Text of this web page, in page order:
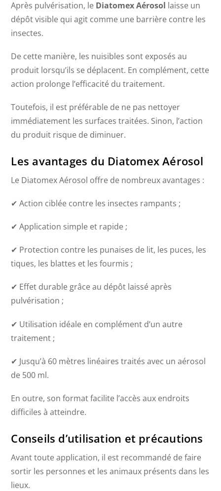
Après pulvérisation, le Diatomex Aérosol laisse un
dépôt visible qui agit comme une barrière contre les
insectes.
De cette manière, les nuisibles sont exposés au
produit lorsqu’ils se déplacent. En complément, cette
action prolonge l’efficacité du traitement.
Toutefois, il est préférable de ne pas nettoyer
immédiatement les surfaces traitées. Sinon, l’action
du produit risque de diminuer.
Les avantages du Diatomex Aérosol
Le Diatomex Aérosol offre de nombreux avantages :
✔ Action ciblée contre les insectes rampants ;
✔ Application simple et rapide ;
✔ Protection contre les punaises de lit, les puces, les
tiques, les blattes et les fourmis ;
✔ Effet durable grâce au dépôt laissé après
pulvérisation ;
✔ Utilisation idéale en complément d’un autre
traitement ;
✔ Jusqu’à 60 mètres linéaires traités avec un aérosol
de 500 ml.
En outre, son format facilite l’accès aux endroits
difficiles à atteindre.
Conseils d’utilisation et précautions
Avant toute application, il est recommandé de faire
sortir les personnes et les animaux présents dans les
lieux.